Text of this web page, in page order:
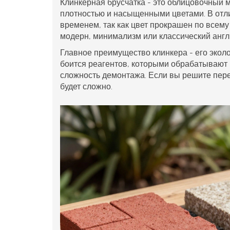
Клинкерная брусчатка - это облицовочный
плотностью и насыщенными цветами . В
временем, так как цвет прокрашен по
модерн, минимализм или классический
Главное преимущество клинкера - его
боится реагентов, которыми
сложность демонтажа. Если вы решите
будет сложно.